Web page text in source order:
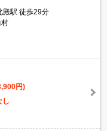
殿駅 徒歩29分
円)
し